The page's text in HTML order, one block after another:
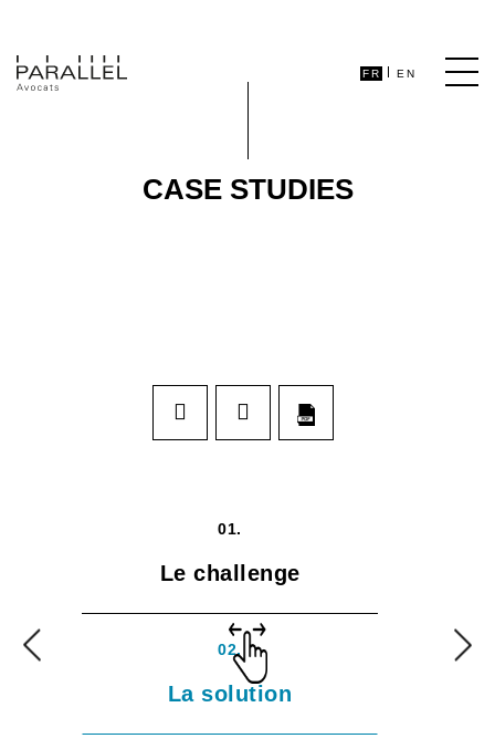
FR EN
CASE STUDIES
01.
Le challenge
02.
La solution